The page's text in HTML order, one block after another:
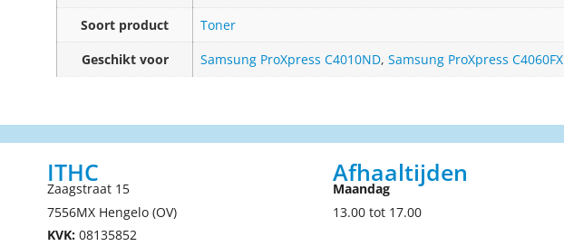
Soort product
Toner
Geschikt voor
Samsung ProXpress C4010ND, Samsung ProXpress C4060FX
ITHC
Zaagstraat 15
7556MX Hengelo (OV)
KVK: 08135852
Afhaaltijden
Maandag
13.00 tot 17.00